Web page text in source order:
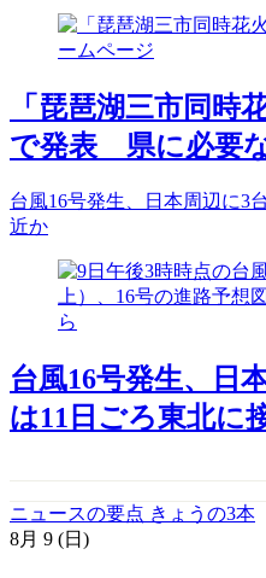
「琵琶湖三市同
で発表 県に必要
台風16号発生、日本周辺に
近か
台風16号発生、日
は11日ごろ東北に
ニュースの要点 きょうの3本
8月 9 (日)